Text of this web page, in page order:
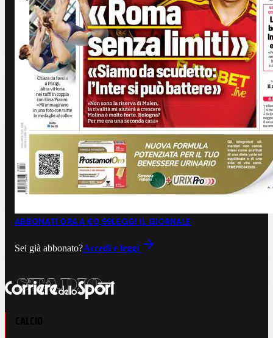
ABBONATI ORA A €0,99LEGGI IL GIORNALE
Sei già abbonato?Accedi e leggi